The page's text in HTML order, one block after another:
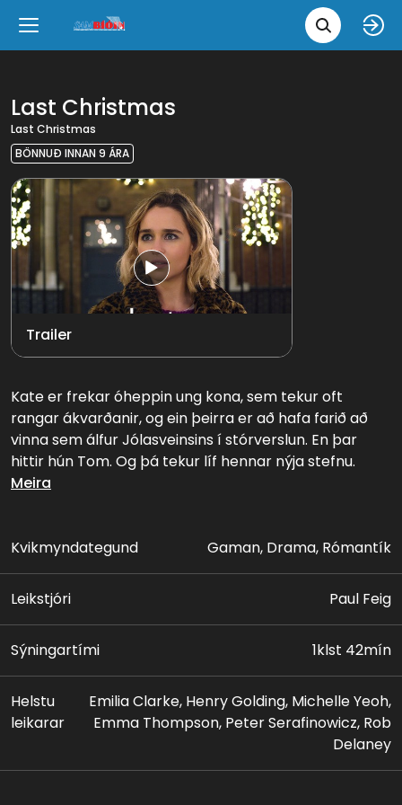
Leita
Back
Væntanlegt
Close
Nýjar myndir
Klassískar myndir
Skvísubíó
Ópera
Back
Tungumál
Close
íslenska
English
Last Christmas
Last Christmas
BÖNNUÐ INNAN 9 ÁRA
Trailer
Kate er frekar óheppin ung kona, sem tekur oft
rangar ákvarðanir, og ein þeirra er að hafa farið að
vinna sem álfur Jólasveinsins í stórverslun. En þar
hittir hún Tom. Og þá tekur líf hennar nýja stefnu.
Kate finnst þetta í raun of gott til að vera satt.
Meira
Kvikmyndategund Gaman, Drama, Rómantík
Leikstjóri Paul Feig
Sýningartími 1klst 42mín
Helstu
leikarar
Emilia Clarke, Henry Golding, Michelle Yeoh,
Emma Thompson, Peter Serafinowicz, Rob
Delaney